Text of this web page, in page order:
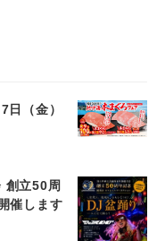
日（金）
創立50周
催します